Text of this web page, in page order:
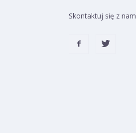
Skontaktuj się z